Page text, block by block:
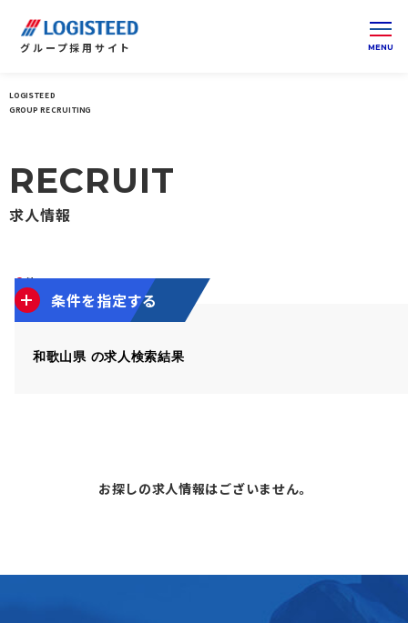
グループ採用サイト
LOGISTEED
GROUP RECRUITING
RECRUIT
求人情報
0件
条件を指定する
和歌山県 の求人検索結果
お探しの求人情報はございません。